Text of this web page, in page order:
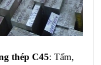
thép C45: Tấm,